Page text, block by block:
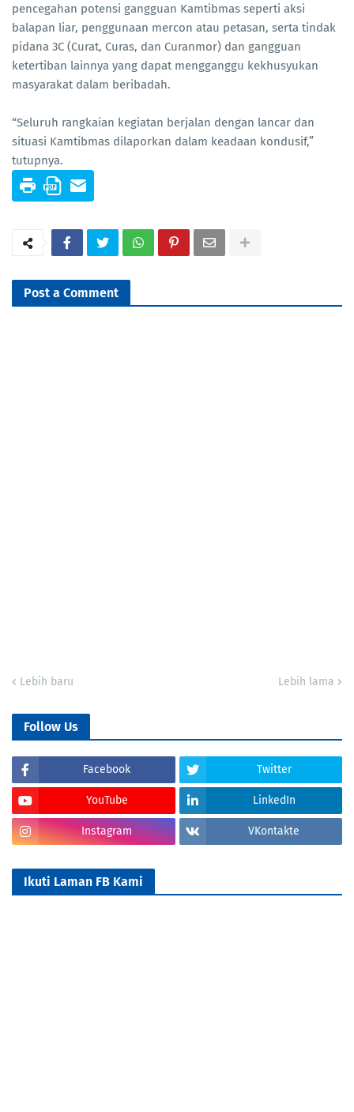
pencegahan potensi gangguan Kamtibmas seperti aksi
balapan liar, penggunaan mercon atau petasan, serta tindak
pidana 3C (Curat, Curas, dan Curanmor) dan gangguan
ketertiban lainnya yang dapat mengganggu kekhusyukan
masyarakat dalam beribadah.
“Seluruh rangkaian kegiatan berjalan dengan lancar dan
situasi Kamtibmas dilaporkan dalam keadaan kondusif,”
tutupnya.
Post a Comment
Lebih baru Lebih lama
Follow Us
Facebook Twitter
YouTube LinkedIn
Instagram VKontakte
Ikuti Laman FB Kami